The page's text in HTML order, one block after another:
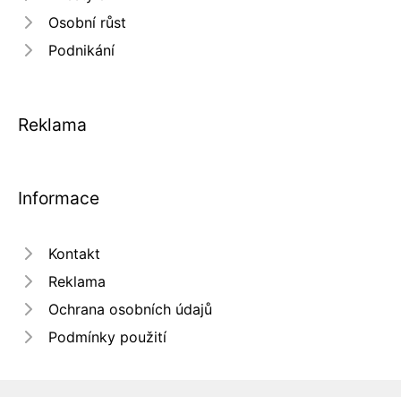
Osobní růst
Podnikání
Reklama
Informace
Kontakt
Reklama
Ochrana osobních údajů
Podmínky použití